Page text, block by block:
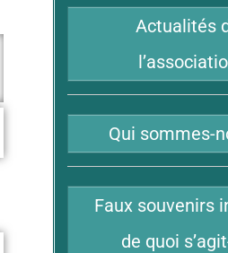
Actualités
Qui sommes-
Faux souvenirs
de quoi